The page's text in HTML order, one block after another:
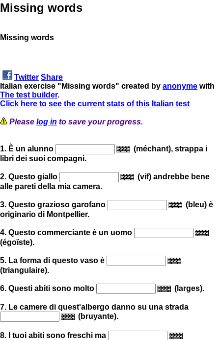
Missing words
Missing words
Twitter Share
Italian exercise "Missing words" created by anonyme with
The test builder.
Click here to see the current stats of this Italian test
Please log in to save your progress.
1. È un alunno
(méchant), strappa i
libri dei suoi compagni.
2. Questo giallo
(vif) andrebbe bene
alle pareti della mia camera.
3. Questo grazioso garofano
(bleu) è
originario di Montpellier.
4. Questo commerciante è un uomo
(égoïste).
5. La forma di questo vaso è
(triangulaire).
6. Questi abiti sono molto (larges).
7. Le camere di quest'albergo danno su una strada
(bruyante).
8. I tuoi abiti sono freschi ma